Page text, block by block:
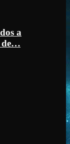
a
de…